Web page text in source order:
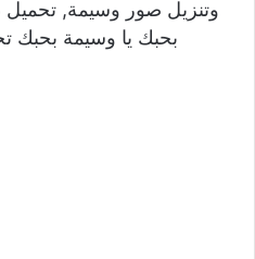
وتنزيل صور وسيمة, تحميل
بحبك يا وسيمة بحبك